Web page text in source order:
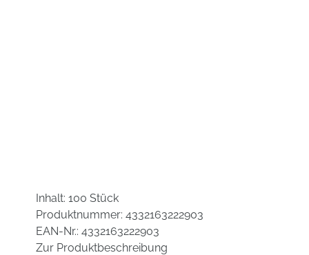
Inhalt: 100 Stück
Produktnummer: 4332163222903
EAN-Nr.: 4332163222903
Zur Produktbeschreibung